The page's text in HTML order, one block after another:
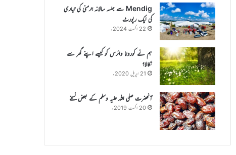
Mendig سے جلسہ سالانہ جرمنی کی تیاری
کی ایک رپورٹ
22 اگست 2024ء
ہم نے کورونا وائرس کو کیسے اپنے گھر سے
نکالا؟
21 اپریل 2020ء
آنحضرت صلی اللہ علیہ وسلم کے بعض نسخے
20 اگست 2019ء